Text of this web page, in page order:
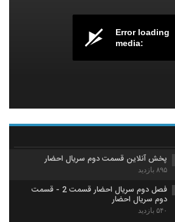
Error loading
media:
پخش آنلاین قسمت دوم سریال احضار
۸۹۵ بازدید
فصل دوم سریال احضار قسمت 2 - قسمت
دوم سریال احضار
۵۴۰ بازدید